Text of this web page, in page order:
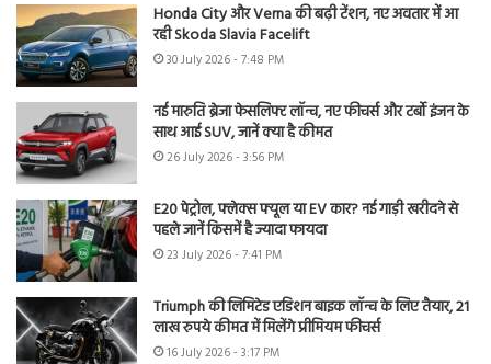
Honda City और Verna की बढ़ी टेंशन, नए अवतार में आ
रही Skoda Slavia Facelift
30 July 2026 - 7:48 PM
नई मारुति ब्रेजा फेसलिफ्ट लॉन्च, नए फीचर्स और टर्बो इंजन के
साथ आई SUV, जानें क्या है कीमत
26 July 2026 - 3:56 PM
E20 पेट्रोल, फ्लेक्स फ्यूल या EV कार? नई गाड़ी खरीदने से
पहले जानें किसमें है ज्यादा फायदा
23 July 2026 - 7:41 PM
Triumph की लिमिटेड एडिशन बाइक लॉन्च के लिए तैयार, 21
लाख रुपये कीमत में मिलेंगे प्रीमियम फीचर्स
16 July 2026 - 3:17 PM